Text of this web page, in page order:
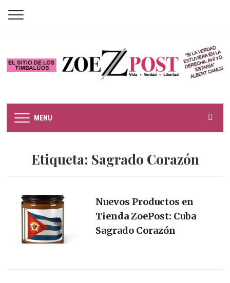
MENU
Etiqueta: Sagrado Corazón
Nuevos Productos en
Tienda ZoePost: Cuba
Sagrado Corazón